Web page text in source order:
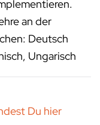
an der
Deutsch
Ungarisch
Du hier